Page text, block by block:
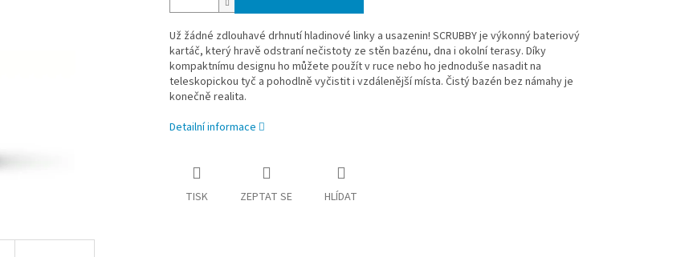
Už žádné zdlouhavé drhnutí hladinové linky a usazenin! SCRUBBY je výkonný bateriový
kartáč, který hravě odstraní nečistoty ze stěn bazénu, dna i okolní terasy. Díky
kompaktnímu designu ho můžete použít v ruce nebo ho jednoduše nasadit na
teleskopickou tyč a pohodlně vyčistit i vzdálenější místa. Čistý bazén bez námahy je
konečně realita.
Detailní informace
TISK ZEPTAT SE HLÍDAT